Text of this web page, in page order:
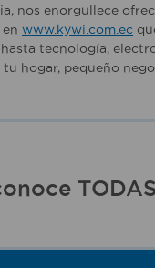
nos enorgullece
www.kywi.com.ec
tecnología,
hogar, pequeño